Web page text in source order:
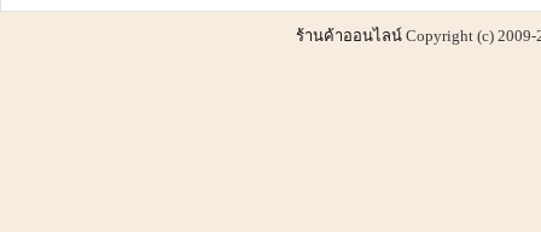
ร้านค้าออนไลน์Copyright (c)